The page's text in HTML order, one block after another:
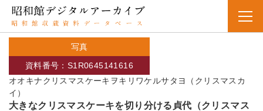
写真
オオキナクリスマスケーキヲキリワケルサタヨ（クリスマスカ
イ）
資料番号：S1R0645141616
大きなクリスマスケーキを切り分ける貞代（クリスマス